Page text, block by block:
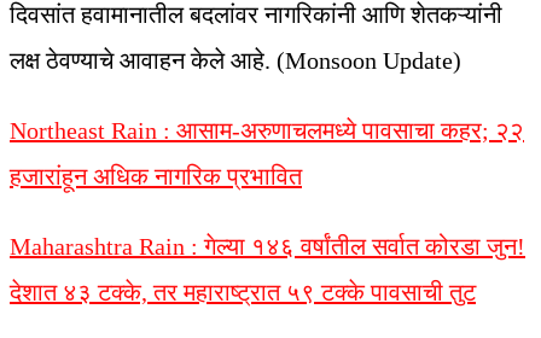
दिवसांत हवामानातील बदलांवर नागरिकांनी आणि शेतकऱ्यांनी
लक्ष ठेवण्याचे आवाहन केले आहे. (Monsoon Update)
Northeast Rain : आसाम-अरुणाचलमध्‍ये पावसाचा कहर; २२
हजारांहून अधिक नागरिक प्रभावित
Maharashtra Rain : गेल्‍या १४६ वर्षांतील सर्वात कोरडा जुन!
देशात ४३ टक्‍के, तर महाराष्‍ट्रात ५९ टक्‍के पावसाची तुट